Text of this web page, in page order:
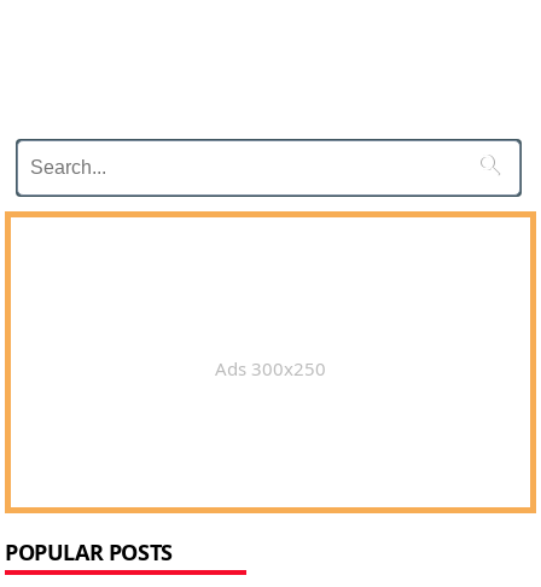

Ads 300x250
POPULAR POSTS